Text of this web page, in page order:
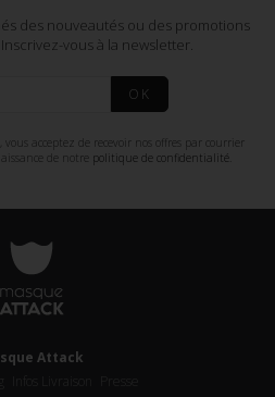
des nouveautés ou des promotions
vous à la newsletter.
OK
acceptez de recevoir nos offres par courrier
de notre politique de confidentialité.
Attack